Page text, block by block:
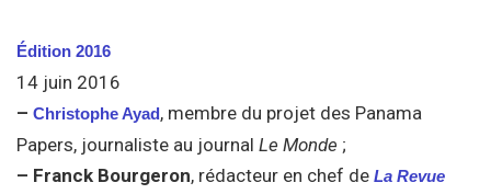
Édition 2016
14 juin 2016
– Christophe Ayad, membre du projet des Panama
Papers, journaliste au journal Le Monde ;
– Franck Bourgeron, rédacteur en chef de La Revue